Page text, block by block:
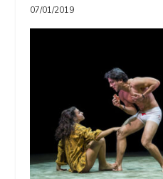
07/01/2019